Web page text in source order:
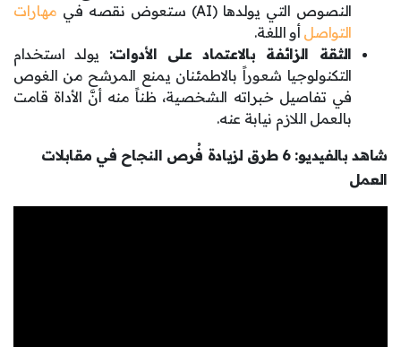
النصوص التي يولدها (AI) ستعوض نقصه في
مهارات
التواصل أو اللغة.
الثقة الزائفة بالاعتماد على الأدوات: يولد استخدام
التكنولوجيا شعوراً بالاطمئنان يمنع المرشح من الغوص
في تفاصيل خبراته الشخصية، ظناً منه أنَّ الأداة قامت
بالعمل اللازم نيابة عنه.
شاهد بالفيديو: 6 طرق لزيادة فُرص النجاح في مقابلات
العمل